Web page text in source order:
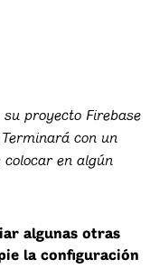
proyecto Firebase
con un
colocar en algún
algunas otras
la configuración